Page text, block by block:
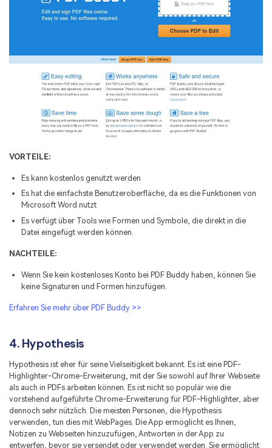
VORTEILE:
Es kann kostenlos genutzt werden
Es hat die einfachste Benutzeroberfläche, da es die Funktionen von
Microsoft Word nutzt
Es verfügt über Tools wie Formen und Symbole, die direkt in die
Datei eingefügt werden können.
NACHTEILE:
Wenn Sie kein kostenloses Konto bei PDF Buddy haben, können Sie
keine Signaturen und Formen hinzufügen.
Erfahren Sie mehr über PDF Buddy >>
4. Hypothesis
Hypothesis ist eher für seine Vielseitigkeit bekannt. Es ist eine PDF-
Highlighter-Chrome-Erweiterung, mit der Sie sowohl auf Ihrer Webseite
als auch in PDFs arbeiten können. Es ist nicht so populär wie die
vorstehend aufgeführte Chrome-Erweiterung für PDF-Highlighter, aber
dennoch sehr nützlich. Die meisten Personen, die Hypothesis
verwenden, tun dies mit WebPages. Die App ermöglicht es Ihnen,
Notizen zu Webseiten hinzuzufügen, Antworten in der App zu
entwerfen, bevor sie versendet oder verwendet werden. Sie ermöglicht